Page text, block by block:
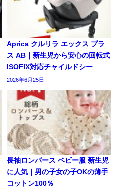
Aprica クルリラ エックス プラ
ス AB｜新生児から安心の回転式
ISOFIX対応チャイルドシー
2026年6月25日
長袖ロンパース ベビー服 新生児
に人気｜男の子女の子OKの薄手
コットン100％